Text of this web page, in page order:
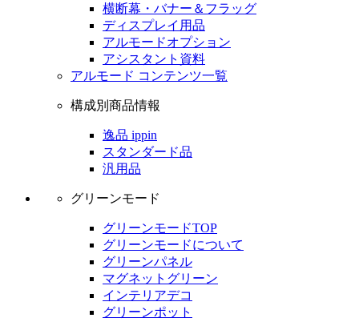
横断幕・バナー＆フラッグ
ディスプレイ用品
アルモードオプション
アシスタント資料
アルモード コンテンツ一覧
構成別商品情報
逸品 ippin
スタンダード品
汎用品
グリーンモード
グリーンモードTOP
グリーンモードについて
グリーンパネル
マグネットグリーン
インテリアデコ
グリーンポット